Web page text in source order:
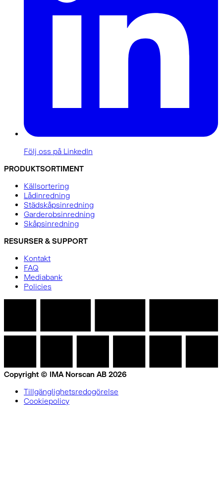
Följ oss på LinkedIn
PRODUKTSORTIMENT
Källsortering
Lådinredning
Städskåpsinredning
Garderobsinredning
Skåpsinredning
RESURSER & SUPPORT
Kontakt
FAQ
Mediabank
Policies
Copyright © IMA Norscan AB 2026
Tillgänglighetsredogörelse
Cookiepolicy